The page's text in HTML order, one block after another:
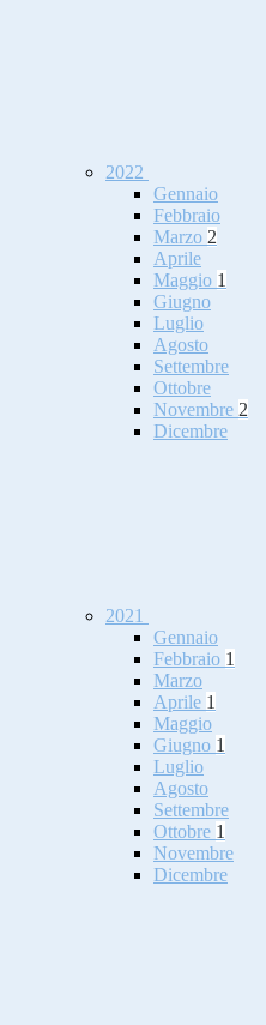
2022
Gennaio
Febbraio
Marzo 2
Aprile
Maggio 1
Giugno
Luglio
Agosto
Settembre
Ottobre
Novembre 2
Dicembre
2021
Gennaio
Febbraio 1
Marzo
Aprile 1
Maggio
Giugno 1
Luglio
Agosto
Settembre
Ottobre 1
Novembre
Dicembre